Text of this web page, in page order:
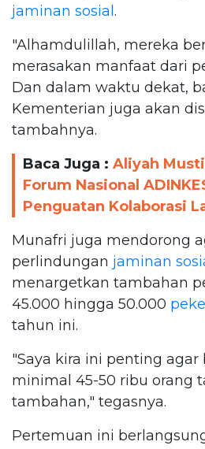
jaminan sosial.
"Alhamdulillah, mereka
merasakan manfaat dari
Dan dalam waktu dekat,
Kementerian juga akan
tambahnya.
Baca Juga : Aliyah
Forum Nasional
Penguatan Kolaborasi
Munafri juga mendorong
perlindungan jaminan
menargetkan tambahan
45.000 hingga 50.000
tahun ini.
"Saya kira ini penting
minimal 45-50 ribu orang
tambahan," tegasnya.
Pertemuan ini